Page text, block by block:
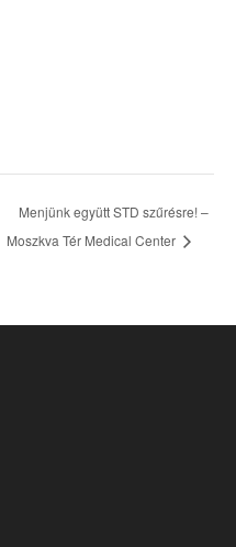
Menjünk együtt STD szűrésre! –
Moszkva Tér Medical Center